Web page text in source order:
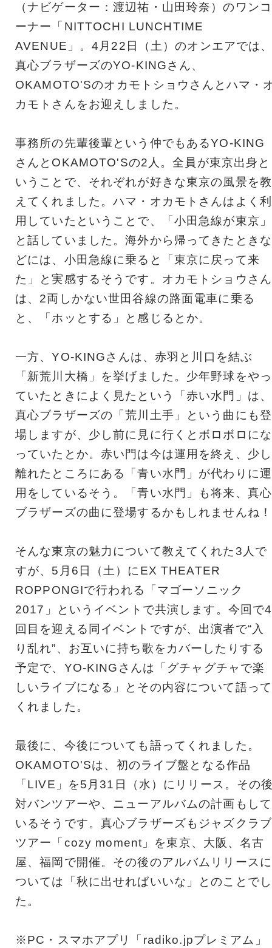
（ナビゲーター：渡辺祐・山田玲奈）のワンコ
ーナー「NITTOCHI LUNCHTIME
AVENUE」。4月22日（土）のオンエアでは
真心ブラザーズのYO-KINGさん、
OKAMOTO'Sのオカモトショウさんとハマ・
カモトさんをお迎えしました。
事務所の先輩後輩という仲でもあるYO-KING
さんとOKAMOTO'Sの2人。全員が東京出身と
いうことで、それぞれが好きな東京の風景を教
えてくれました。ハマ・オカモトさんはよく利
用していたということで、「小田急線が東京」
と話していました。海外から帰ってきたときな
どには、小田急線に乗ると「東京に戻って来
た」と実感するそうです。オカモトショウさん
は、2両しかない世田谷線の路面電車に乗る
と、「ホッとする」と感じるとか。
一方、YO-KINGさんは、赤羽と川口を結ぶ
「新荒川大橋」を挙げました。少年野球をやっ
ていたときによく見たという「赤い水門」は、
真心ブラザーズの「荒川土手」という曲にも登
場しますが、少し前に見に行くとボロボロにな
っていたとか。赤い門は今は運用を終え、少し
離れたところにある「青い水門」が代わりに運
用をしているそう。「青い水門」も将来、真心
ブラザーズの曲に登場するかもしれませんね！
そんな東京の魅力について教えてくれた3人で
すが、5月6日（土）にEX THEATER
ROPPONGIで行われる「マゴーソニック
2017」というイベントで共演します。今回で4
回目を迎える同イベントですが、出演者で“入
り乱れ”、お互いに持ち歌をカバーしたりする
予定で、YO-KINGさんは「グチャグチャで楽
しいライブになる」とその内容について語って
くれました。
最後に、今後についても語ってくれました。
OKAMOTO'Sは、初のライブ盤となる作品
「LIVE」を5月31日（水）にリリース。その
対バンツアーや、ニューアルバムの計画もして
いるそうです。真心ブラザーズもジャズクラブ
ツアー「cozy moment」を東京、大阪、名古
屋、福岡で開催。その後のアルバムリリースに
ついては「秋に出せればいいな」とのことでし
た。
※PC・スマホアプリ「radiko.jpプレミアム」